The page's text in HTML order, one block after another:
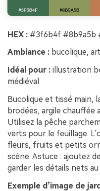
HEX : #3f6b4f #8b9a5b
Ambiance : bucolique,
Idéal pour : illustration
médiéval
Bucolique et tissé main,
brodées, argile chauffée
Utilisez la pêche
verts pour le feuillage.
fleurs, fruits et petits
scène. Astuce : ajoutez
garder les détails nets
Exemple d’image de